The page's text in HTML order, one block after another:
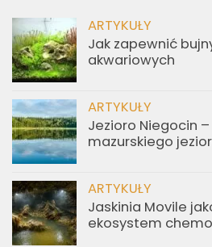
ARTYKUŁY
Jak zapewnić
akwariowych
ARTYKUŁY
Jezioro Niegocin
mazurskiego
ARTYKUŁY
Jaskinia Movile
ekosystem